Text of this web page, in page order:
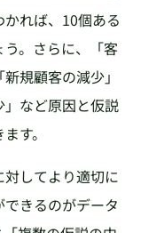
れば、10個ある
。さらに、「客
規顧客の減少」
」など原因と仮説
す。
してより適切に
できるのがデータ